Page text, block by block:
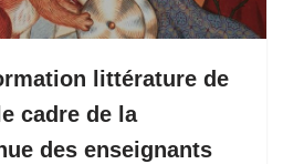
littérature de
cadre de la
des enseignants